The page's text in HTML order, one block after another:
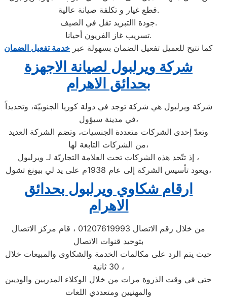
قطع غيار و تكلفة صيانة عالية.
جودة االتبريد تقل في الصيف.
تسريب غاز الفريون أحيانا.
كما نتيح للعميل تفعيل الضمان بسهولة عبر خدمة تفعيل الضمان
شركة ويرلبول لصيانة الاجهزة
بحدائق الاهرام
شركة ويرلبول هي شركة توجد في دولة كوريا الجنوبيّة، وتحديداً
في مدينة سيؤول،
وتعدّ إحدى الشركات متعددة الجنسيات، وتضم الشركة العديد
من الشركات التابعة لها،
إذ تتّحد هذه الشركات تحت العلامة التجاريّة لـ ويرلبول ،
ويعود تأسيس الشركة إلى عام 1938م على يد لي بيونغ تشول،
ارقام شكاوي ويرلبول بحدائق
الاهرام
من خلال رقم الاتصال 01207619993 ، قام مركز الاتصال
بتوحيد قنوات الاتصال
حيث يتم الرد على مكالمات الخدمة والشكاوى والمبيعات خلال
30 ثانية ،
حتى في وقت الذروة مرات من خلال الوكلاء المدربين والوديين
والمهنيين ومتعددي اللغات